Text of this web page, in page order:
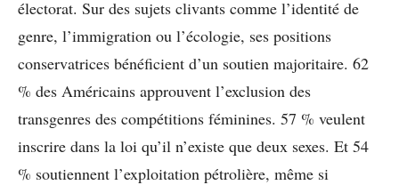
électorat. Sur des sujets clivants comme l’identité de
genre, l’immigration ou l’écologie, ses positions
conservatrices bénéficient d’un soutien majoritaire. 62
% des Américains approuvent l’exclusion des
transgenres des compétitions féminines. 57 % veulent
inscrire dans la loi qu’il n’existe que deux sexes. Et 54
% soutiennent l’exploitation pétrolière, même si